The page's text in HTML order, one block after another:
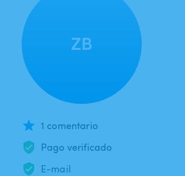
ZB
1 comentario
Pago verificado
E-mail